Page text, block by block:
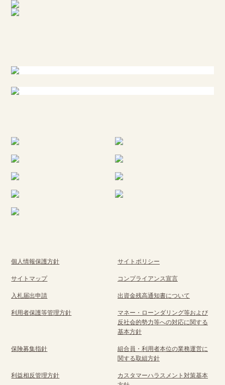
個人情報保護方針 サイトポリシー
サイトマップ コンプライアンス宣言
入札届出申請 出資金残高通知書について
利用者保護等管理方針
マネー・ローンダリング等および
反社会的勢力等への対応に関する
基本方針
保険募集指針
組合員・利用者本位の業務運営に
関する取組方針
利益相反管理方針
カスタマーハラスメント対策基本